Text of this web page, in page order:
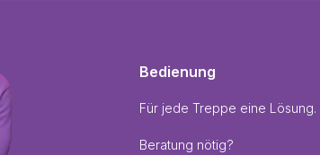
Bedienung
Für jede Treppe eine Lösung.
Beratung nötig?